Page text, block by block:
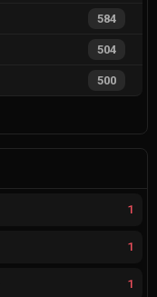
584
504
500
1
1
1